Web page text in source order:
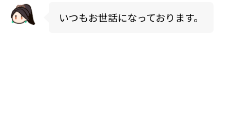
いつもお世話になっております。